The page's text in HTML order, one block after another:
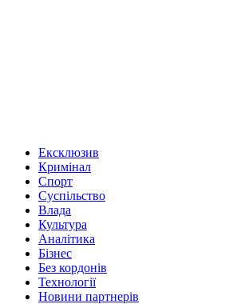
Ексклюзив
Кримінал
Спорт
Суспільство
Влада
Культура
Аналітика
Бізнес
Без кордонів
Технології
Новини партнерів